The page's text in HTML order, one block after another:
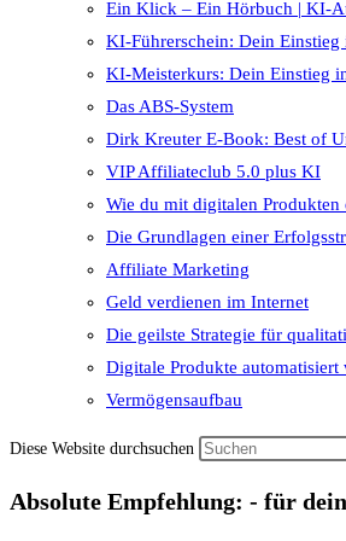
Ein Klick – Ein Hörbuch |
KI-Führerschein: Dein
KI-Meisterkurs: Dein Einstieg
Das ABS-System
Dirk Kreuter E-Book: Best of
VIP Affiliateclub 5.0 plus KI
Wie du mit digitalen
Die Grundlagen einer
Affiliate Marketing
Geld verdienen im Internet
Die geilste Strategie für
Digitale Produkte automatisiert
Vermögensaufbau
Diese Website durchsuchen
Absolute Empfehlung: - für